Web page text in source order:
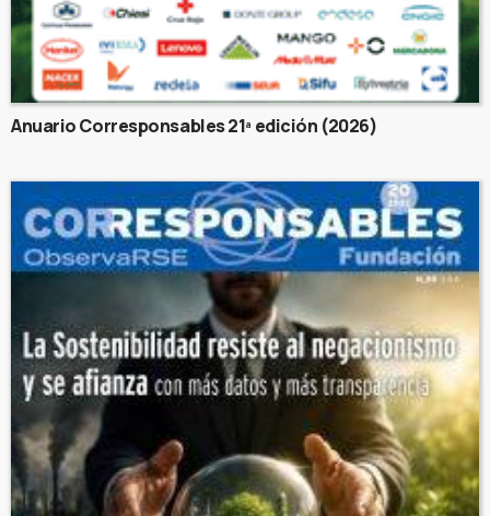
Anuario Corresponsables 21ª edición (2026)